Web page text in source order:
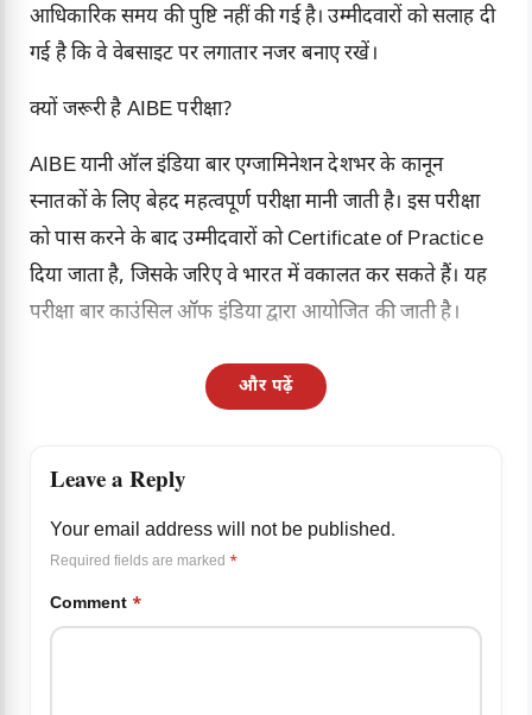
आधिकारिक समय की पुष्टि नहीं की गई है। उम्मीदवारों को सलाह दी
गई है कि वे वेबसाइट पर लगातार नजर बनाए रखें।
क्यों जरूरी है AIBE परीक्षा?
AIBE यानी ऑल इंडिया बार एग्जामिनेशन देशभर के कानून
स्नातकों के लिए बेहद महत्वपूर्ण परीक्षा मानी जाती है। इस परीक्षा
को पास करने के बाद उम्मीदवारों को Certificate of Practice
दिया जाता है, जिसके जरिए वे भारत में वकालत कर सकते हैं। यह
परीक्षा बार काउंसिल ऑफ इंडिया द्वारा आयोजित की जाती है।
और पढ़ें
Leave a Reply
Your email address will not be published.
Required fields are marked *
Comment *